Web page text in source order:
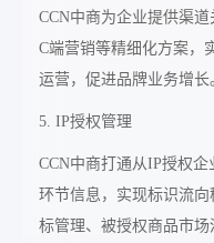
CCN中商为企业提供渠道
C端营销等精细化方案，
运营，促进品牌业务增长
5. IP授权管理
CCN中商打通从IP授权
环节信息，实现标识流
标管理、被授权商品市场